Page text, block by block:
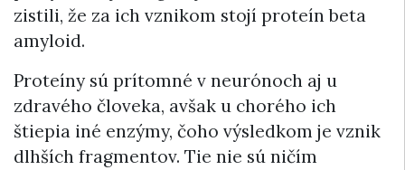
zistili, že za ich vznikom stojí proteín beta
amyloid.
Proteíny sú prítomné v neurónoch aj u
zdravého človeka, avšak u chorého ich
štiepia iné enzýmy, čoho výsledkom je vznik
dlhších fragmentov. Tie nie sú ničím